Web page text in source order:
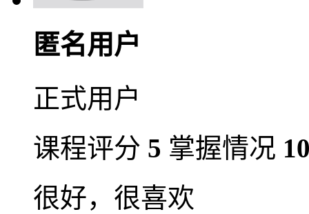
匿名用户
正式用户
课程评分 5 掌握情况
很好，很喜欢